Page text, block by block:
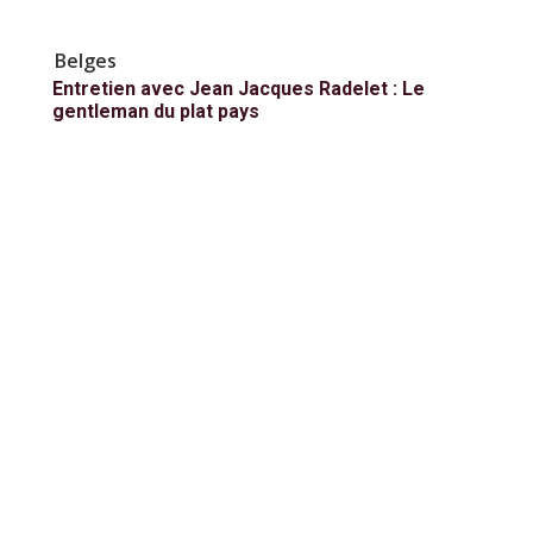
Belges
Entretien avec Jean Jacques Radelet : Le
gentleman du plat pays